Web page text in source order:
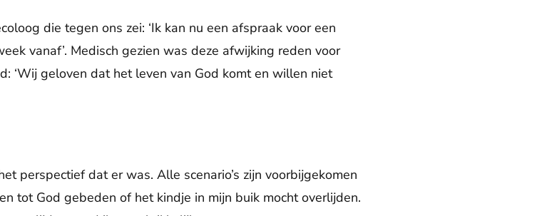
die tegen ons zei: ‘Ik kan nu een afspraak voor een
vanaf’. Medisch gezien was deze afwijking reden voor
‘Wij geloven dat het leven van God komt en willen niet
perspectief dat er was. Alle scenario’s zijn voorbijgekomen
tot God gebeden of het kindje in mijn buik mocht overlijden.